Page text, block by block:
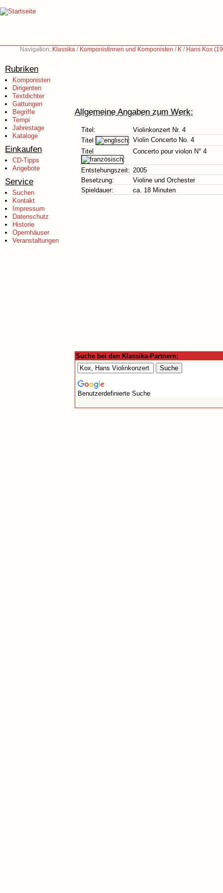
Navigation: Klassika / Komponistinnen und Komponisten / K / Hans Kox
Rubriken
Komponisten
Dirigenten
Textdichter
Gattungen
Begriffe
Tempi
Jahrestage
Kataloge
Einkaufen
CD-Tipps
Angebote
Service
Suchen
Kontakt
Impressum
Datenschutz
Historie
Opernhäuser
Veranstaltungen
Allgemeine Angaben zum Werk:
Titel:
Violinkonzert Nr. 4
Titel
: Violin Concerto No. 4
Titel
:
Concerto pour violon N° 4
Entstehungszeit: 2005
Besetzung:
Violine und Orchester
Spieldauer:
ca. 18 Minuten
Suche bei den Klassika-Partnern:
Benutzerdefinierte Suche